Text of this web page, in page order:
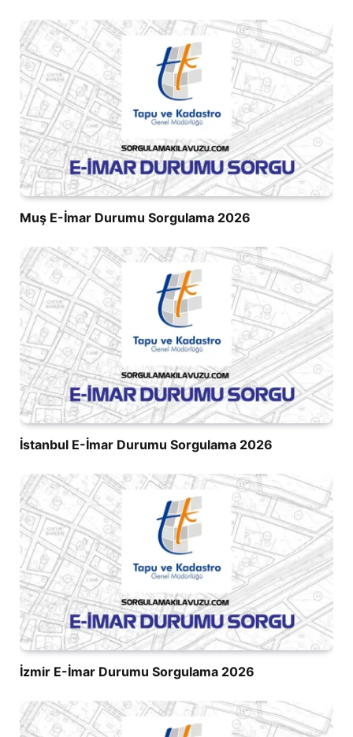
Muş E-İmar Durumu Sorgulama 2026
İstanbul E-İmar Durumu Sorgulama 2026
İzmir E-İmar Durumu Sorgulama 2026